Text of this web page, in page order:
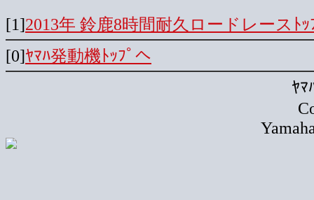
[1]2013年 鈴鹿8時間耐久ロードレースﾄ
[0]ﾔﾏﾊ発動機ﾄｯﾌﾟへ
ﾔﾏ